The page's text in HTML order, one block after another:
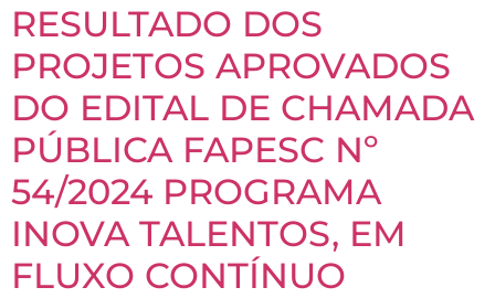
RESULTADO DOS
PROJETOS APROVADOS
DO EDITAL DE CHAMADA
PÚBLICA FAPESC Nº
54/2024 PROGRAMA
INOVA TALENTOS, EM
FLUXO CONTÍNUO